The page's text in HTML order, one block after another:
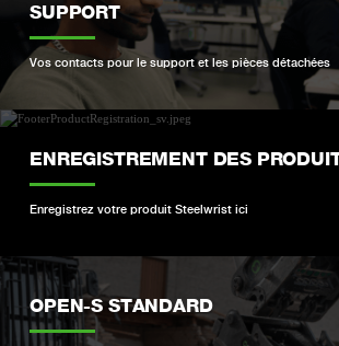
SUPPORT
Vos contacts pour le support et les pièces détachées
ENREGISTREMENT DES
Enregistrez votre produit Steelwrist ici
OPEN-S STANDARD